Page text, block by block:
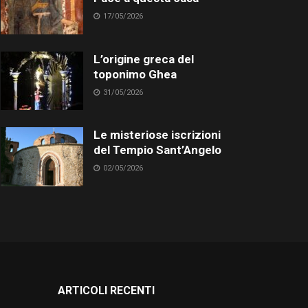
17/05/2026
L’origine greca del
toponimo Ghea
31/05/2026
Le misteriose iscrizioni
del Tempio Sant’Angelo
02/05/2026
ARTICOLI RECENTI